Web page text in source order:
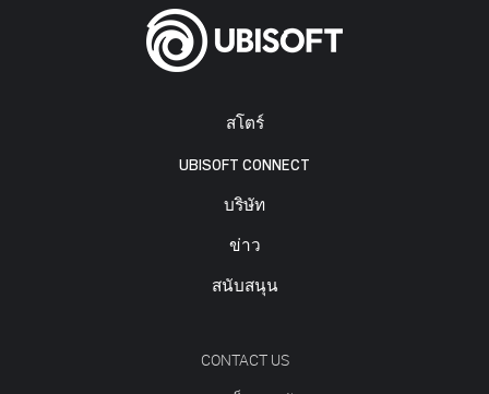
สโตร์
UBISOFT CONNECT
บริษัท
ข่าว
สนับสนุน
CONTACT US